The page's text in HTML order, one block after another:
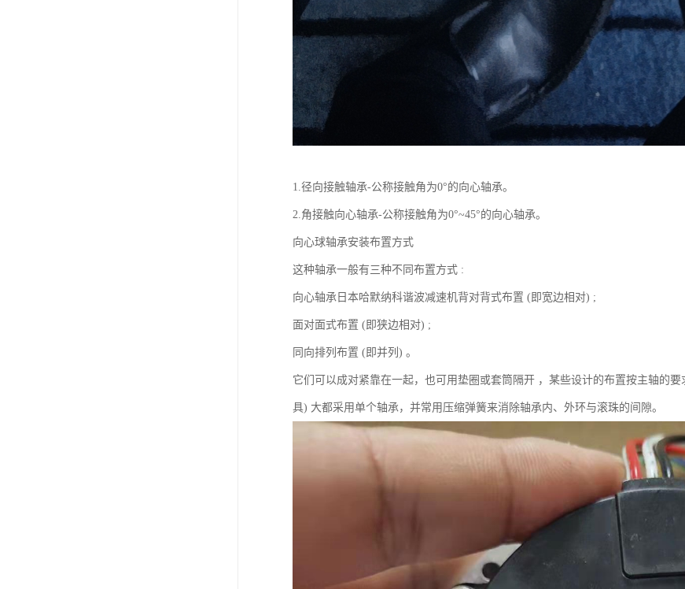
1.径向接触轴承-公称接触角为0°的向心轴承。
2.角接触向心轴承-公称接触角为0°~45°的向心轴承。
向心球轴承安装布置方式
这种轴承一般有三种不同布置方式 :
向心轴承日本哈默纳科谐波减速机背对背式布置 (即宽边相对) ;
面对面式布置 (即狭边相对) ;
同向排列布置 (即并列) 。
它们可以成对紧靠在一起，也可用垫圈或套筒隔开 ，某些设计的布置按主轴的
具) 大都采用单个轴承，并常用压缩弹簧来消除轴承内、外环与滚珠的间隙。